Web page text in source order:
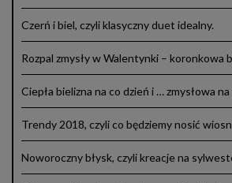
Czerń i biel, czyli klasyczny duet idealny.
Rozpal zmysły w Walentynki – koronkowa
Ciepła bielizna na co dzień i … zmysłowa
Trendy 2018, czyli co będziemy nosić
Noworoczny błysk, czyli kreacje na